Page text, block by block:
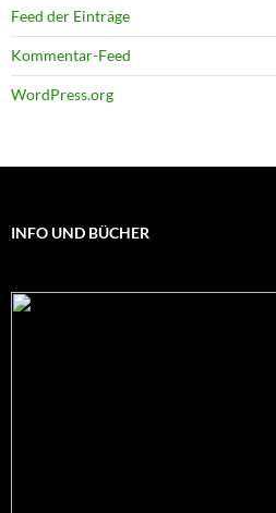
Feed der Einträge
Kommentar-Feed
WordPress.org
INFO UND BÜCHER